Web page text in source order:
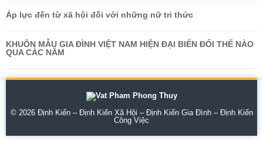
Áp lực đến từ xã hội đối với những nữ tri thức
KHUÔN MẪU GIA ĐÌNH VIỆT NAM HIỆN ĐẠI BIẾN ĐỔI THẾ NÀO
QUA CÁC NĂM
© 2026 Định Kiến – Định Kiến Xã Hội – Định Kiến Gia Đình – Định Kiến
Công Việc